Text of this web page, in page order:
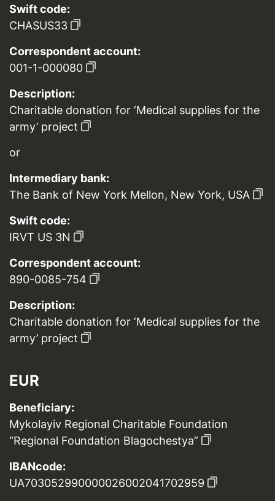
Swift code:
CHASUS33
Correspondent account:
001-1-000080
Description:
Charitable donation for ‘Medical supplies for the
army’ project
or
Intermediary bank:
The Bank of New York Mellon, New York, USA
Swift code:
IRVT US 3N
Correspondent account:
890-0085-754
Description:
Charitable donation for ‘Medical supplies for the
army’ project
EUR
Beneficiary:
Mykolayiv Regional Charitable Foundation
“Regional Foundation Blagochestya”
IBANcode:
UA703052990000026002041702959